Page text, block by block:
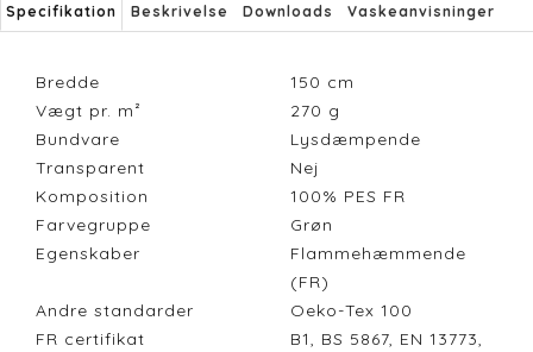
Specifikation Beskrivelse Downloads Vaskeanvisninger
Bredde 150 cm
Vægt pr. m²
270 g
Bundvare
Lysdæmpende
Transparent
Nej
Komposition
100% PES FR
Farvegruppe
Grøn
Egenskaber
Flammehæmmende
(FR)
Andre standarder
Oeko-Tex 100
FR certifikat
B1, BS 5867, EN 13773,